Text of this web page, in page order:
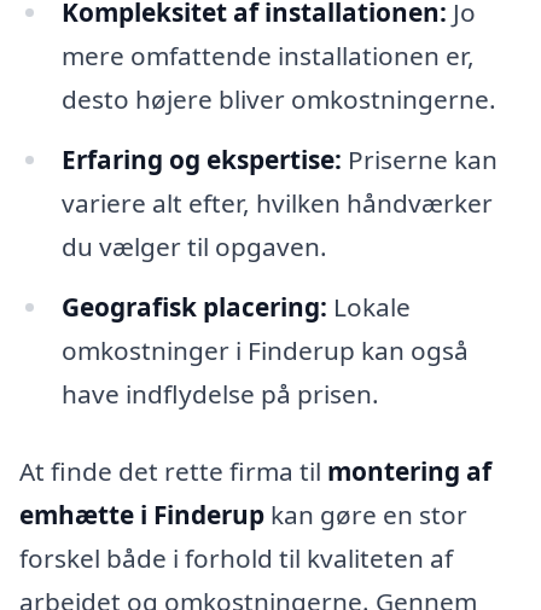
Kompleksitet af installationen: Jo
mere omfattende installationen er,
desto højere bliver omkostningerne.
Erfaring og ekspertise: Priserne kan
variere alt efter, hvilken håndværker
du vælger til opgaven.
Geografisk placering: Lokale
omkostninger i Finderup kan også
have indflydelse på prisen.
At finde det rette firma til montering af
emhætte i Finderup kan gøre en stor
forskel både i forhold til kvaliteten af
arbejdet og omkostningerne. Gennem